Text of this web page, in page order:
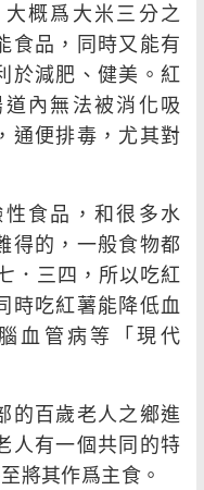
概爲大米三分之
食品，同時又能有
於減肥、健美。紅
內無法被消化吸
通便排毒，尤其對
食品，和很多水
得的，一般食物都
．三四，所以吃紅
時吃紅薯能降低血
血管病等「現代
的百歲老人之鄉進
人有一個共同的特
將其作爲主食。